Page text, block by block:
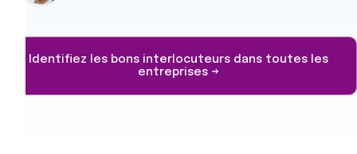
Identifiez les bons interlocuteurs dans toutes les
entreprises →